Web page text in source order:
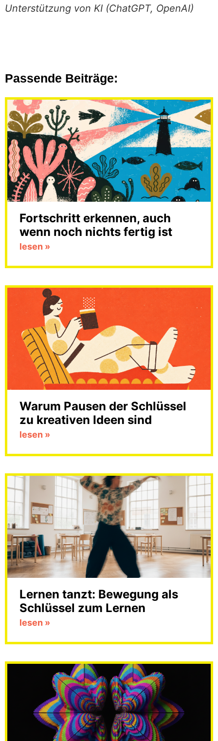
Unterstützung von KI (ChatGPT, OpenAI)
Passende Beiträge:
Fortschritt erkennen, auch
wenn noch nichts fertig ist
lesen »
Warum Pausen der Schlüssel
zu kreativen Ideen sind​
lesen »
Lernen tanzt: Bewegung als
Schlüssel zum Lernen
lesen »